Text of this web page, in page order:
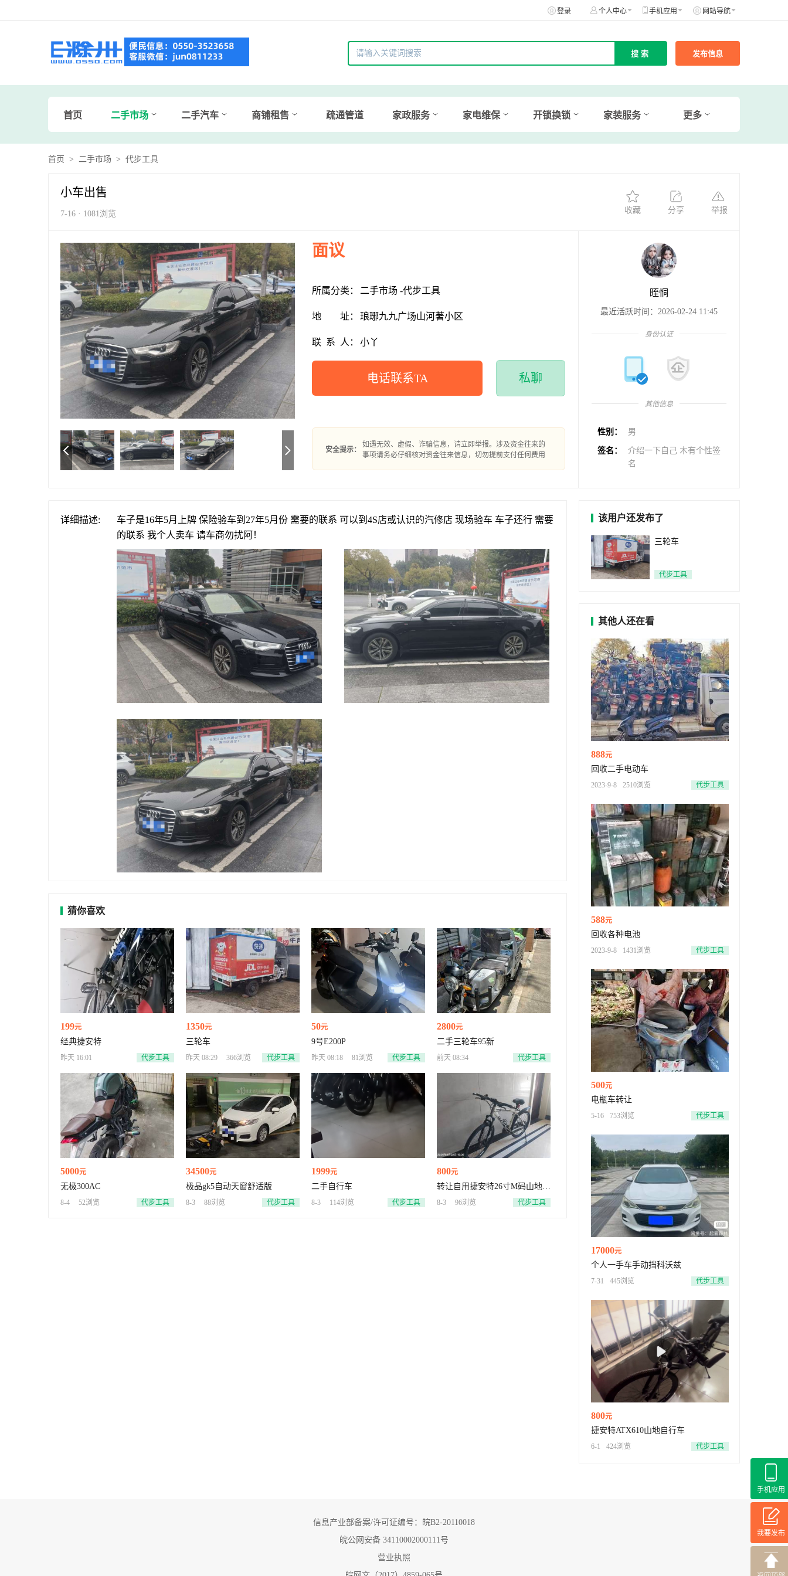
登录 个人中心 手机应用 网站导航
发布信息
首页 二手市场 二手汽车 商铺租售 疏通管道 家政服务 家电维保 开锁换锁 家装服务 更多
手机应用
我要发布
首页 > 二手市场 > 代步工具
小车出售
7-16 · 1081浏览 收藏 分享 举报
面议
所属分类： 二手市场 -代步工具
地 址： 琅琊九九广场山河著小区
联 系 人： 小丫
电话联系TA 私聊
安全提示：
如遇无效、虚假、诈骗信息，请立即举报。涉及资金往来的
事项请务必仔细核对资金往来信息，切勿提前支付任何费用
眰恫
最近活跃时间：2026-02-24 11:45
身份认证
其他信息
性别： 男
签名：
介绍一下自己 木有个性签
名
详细描述:
车子是16年5月上牌 保险验车到27年5月份 需要的联系 可以到4S店或认识的汽修店 现场验车 车子还行 需要
的联系 我个人卖车 请车商勿扰阿！
猜你喜欢
199元
经典捷安特
昨天 16:01 代步工具
1350元
三轮车
昨天 08:29 366浏览 代步工具
50元
9号E200P
昨天 08:18 81浏览 代步工具
2800元
二手三轮车95新
前天 08:34 代步工具
5000元
无极300AC
8-4 52浏览 代步工具
34500元
极品gk5自动天窗舒适版
8-3 88浏览 代步工具
1999元
二手自行车
8-3 114浏览 代步工具
800元
转让自用捷安特26寸M码山地自
行车，8成新
8-3 96浏览 代步工具
该用户还发布了
三轮车
代步工具
其他人还在看
888元
回收二手电动车
2023-9-8 2510浏览 代步工具
588元
回收各种电池
2023-9-8 1431浏览 代步工具
500元
电瓶车转让
5-16 753浏览 代步工具
17000元
个人一手车手动挡科沃兹
7-31 445浏览 代步工具
800元
捷安特ATX610山地自行车
6-1 424浏览 代步工具
信息产业部备案/许可证编号：皖B2-20110018
皖公网安备 34110002000111号
营业执照